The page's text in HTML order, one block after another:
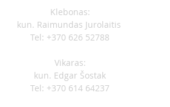
Klebonas:
kun. Raimundas Jurolaitis
Tel: +370 626 52788
Vikaras:
kun. Edgar Šostak
Tel: +370 614 64237